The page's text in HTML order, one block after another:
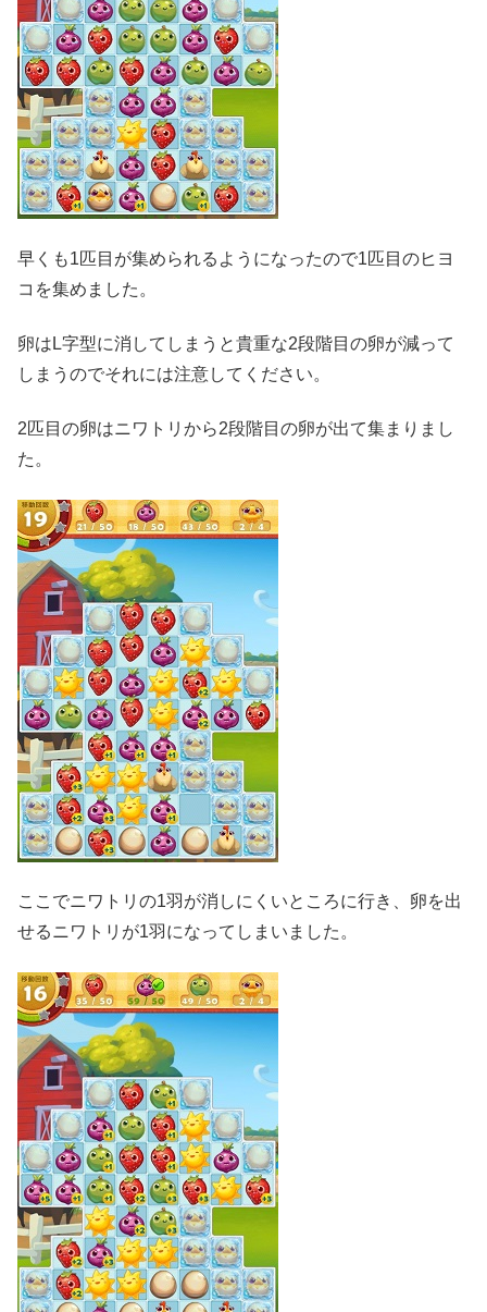
早くも1匹目が集められるようになったので1匹目のヒヨ
コを集めました。
卵はL字型に消してしまうと貴重な2段階目の卵が減って
しまうのでそれには注意してください。
2匹目の卵はニワトリから2段階目の卵が出て集まりまし
た。
ここでニワトリの1羽が消しにくいところに行き、卵を出
せるニワトリが1羽になってしまいました。